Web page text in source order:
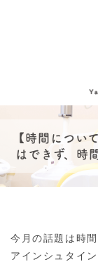
【時間につい
はできず、時
今月の話題は時間
アインシュタイ